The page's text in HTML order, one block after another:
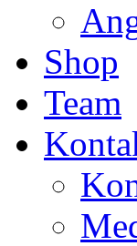
Shop
Team